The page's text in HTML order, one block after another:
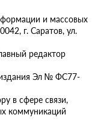
и массовых
г. Саратов, ул.
редактор
издания Эл № ФС77-
в сфере связи,
коммуникаций